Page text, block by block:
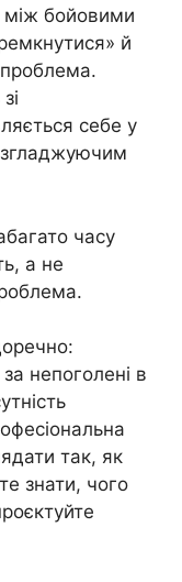
між бойовими
й
себе у
часу
а не
непоголені в
так, як
знати, чого